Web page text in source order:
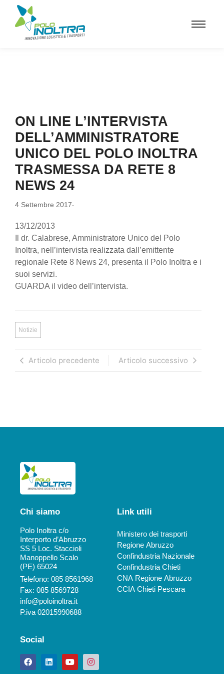
ON LINE L’INTERVISTA
DELL’AMMINISTRATORE
UNICO DEL POLO INOLTRA
TRASMESSA DA RETE 8
NEWS 24
4 Settembre 2017-
13/12/2013
Il dr. Calabrese, Amministratore Unico del Polo
Inoltra, nell’intervista realizzata dall’emittente
regionale Rete 8 News 24, presenta il Polo Inoltra e i
suoi servizi.
GUARDA il video dell’intervista.
Notizie
Articolo precedente Articolo successivo
Chi siamo
Polo Inoltra c/o
Interporto d’Abruzzo
SS 5 Loc. Staccioli
Manoppello Scalo
(PE) 65024
Telefono: 085 8561968
Fax: 085 8569728
info@poloinoltra.it
P.iva 02015990688
Link utili
Ministero dei trasporti
Regione Abruzzo
Confindustria Nazionale
Confindustria Chieti
CNA Regione Abruzzo
CCIA Chieti Pescara
Social